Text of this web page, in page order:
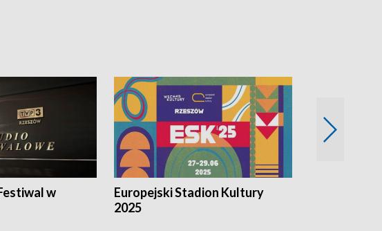
w
Europejski Stadion Kultury
2025